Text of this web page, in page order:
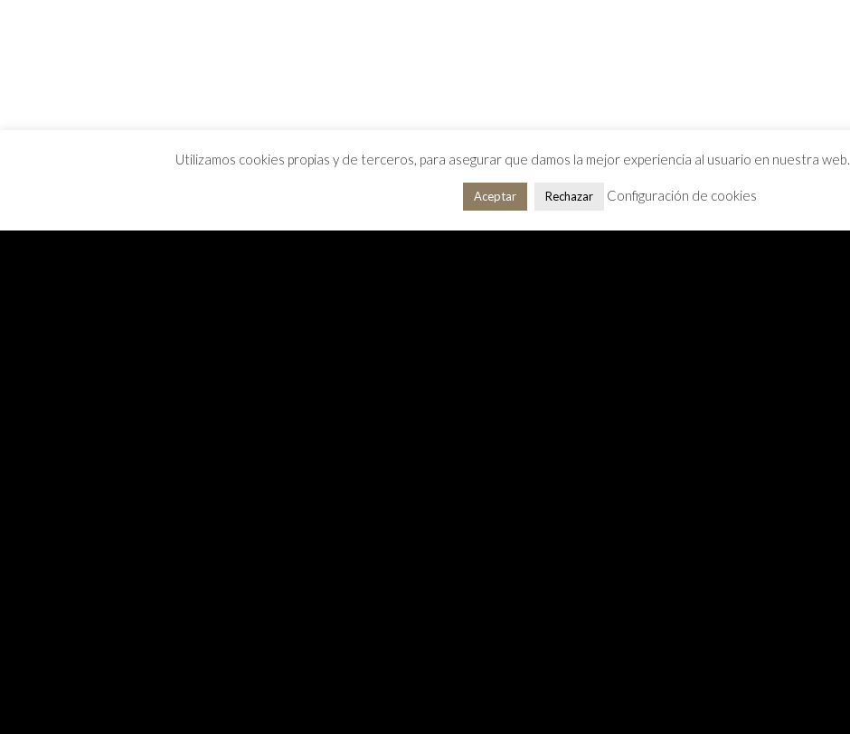
Utilizamos cookies propias y de terceros, para asegurar que damos la mejor experiencia al usuario en nuestra web.
Aceptar Rechazar Configuración de cookies